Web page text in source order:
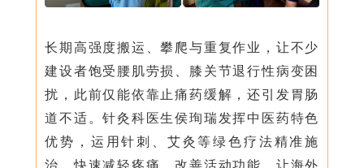
长期高强度搬运、攀爬与重复作业，让不少
建设者饱受腰肌劳损、膝关节退行性病变困
扰，此前仅能依靠止痛药缓解，还引发胃肠
道不适。针灸科医生侯珣瑞发挥中医药特色
优势，运用针刺、艾灸等绿色疗法精准施
治，快速减轻疼痛、改善活动功能，让海外